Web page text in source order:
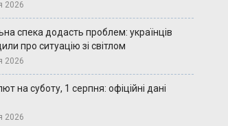
2026
спека додасть проблем: українців
про ситуацію зі світлом
2026
на суботу, 1 серпня: офіційні дані
2026